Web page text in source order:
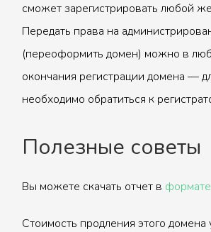
сможет зарегистрировать любой
Передать права на
(переоформить домен) можно в
окончания регистрации домена —
необходимо обратиться к
Полезные советы
Вы можете скачать отчет в
Стоимость продления этого домена